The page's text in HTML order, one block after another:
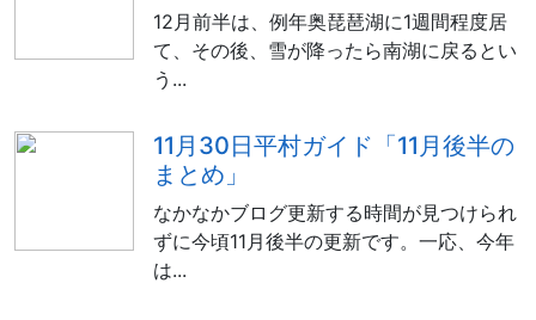
12月前半は、例年奥琵琶湖に1週間程度居
て、その後、雪が降ったら南湖に戻るとい
う...
11月30日平村ガイド「11月後半の
まとめ」
なかなかブログ更新する時間が見つけられ
ずに今頃11月後半の更新です。一応、今年
は...